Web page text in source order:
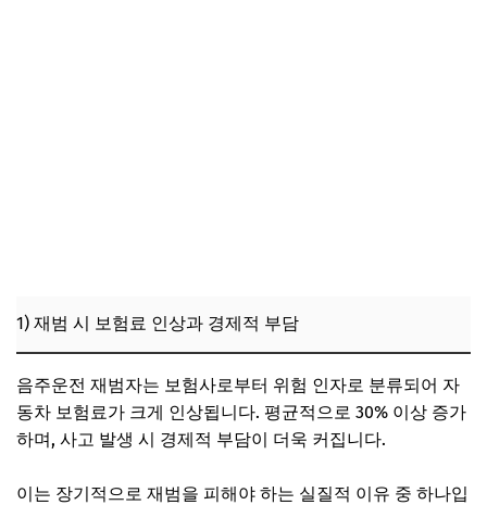
1) 재범 시 보험료 인상과 경제적 부담
음주운전 재범자는 보험사로부터 위험 인자로 분류되어 자
동차 보험료가 크게 인상됩니다. 평균적으로 30% 이상 증가
하며, 사고 발생 시 경제적 부담이 더욱 커집니다.
이는 장기적으로 재범을 피해야 하는 실질적 이유 중 하나입